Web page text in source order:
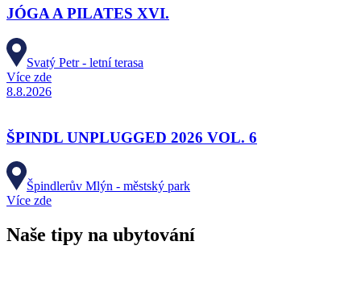
JÓGA A PILATES XVI.
Svatý Petr - letní terasa
Více zde
8.8.2026
ŠPINDL UNPLUGGED 2026 VOL. 6
Špindlerův Mlýn - městský park
Více zde
Naše tipy na ubytování